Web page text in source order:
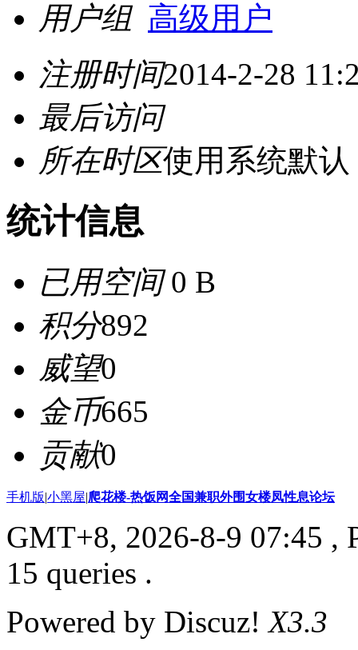
用户组 高级用户
注册时间2014-2-28
最后访问
所在时区使用系统默认
统计信息
已用空间0 B
积分892
威望0
金币665
贡献0
手机版|小黑屋|爬花楼-热饭网全国兼职外围女楼凤性息论坛
GMT+8, 2026-8-9 07:45 ,
15 queries .
Powered by Discuz!X3.3